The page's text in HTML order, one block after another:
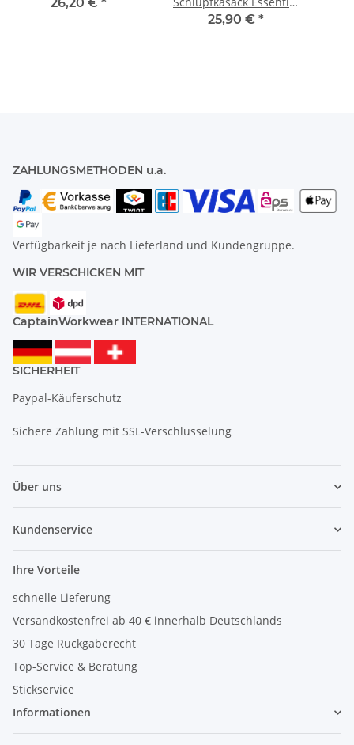
Modell KS65
25,90 € *
ZAHLUNGSMETHODEN u.a.
Verfügbarkeit je nach Lieferland und Kundengruppe.
WIR VERSCHICKEN MIT
CaptainWorkwear INTERNATIONAL
SICHERHEIT
Paypal-Käuferschutz
Sichere Zahlung mit SSL-Verschlüsselung
Über uns
Kundenservice
Ihre Vorteile
schnelle Lieferung
Versandkostenfrei ab 40 € innerhalb Deutschlands
30 Tage Rückgaberecht
Top-Service & Beratung
Stickservice
Informationen